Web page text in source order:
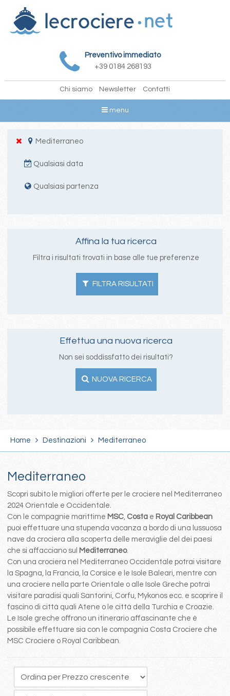
Preventivo immediato
+39 0184 268193
Chi siamo Newsletter Contatti
menu
Mediterraneo
Qualsiasi data
Qualsiasi partenza
Affina la tua ricerca
Filtra i risultati trovati in base alle tue preferenze
FILTRA RISULTATI
Effettua una nuova ricerca
Non sei soddissfatto dei risultati?
NUOVA RICERCA
Home Destinazioni Mediterraneo
Mediterraneo
Scopri subito le migliori offerte per le crociere nel Mediterraneo
2024 Orientale e Occidentale.
Con le compagnie marittime MSC, Costa e Royal Caribbean
puoi effettuare una stupenda vacanza a bordo di una lussuosa
nave da crociera alla scoperta delle meraviglie del dei paesi
che si affacciano sul Mediterraneo.
Con una crociera nel Mediterraneo Occidentale potrai visitare
la Spagna, la Francia, la Corsice e le Isole Baleari, mentre con
una crociere nella parte Orientale o alle Isole Greche potrai
visitare paradisi quali Santorini, Corfu, Mykonos ecc. e scoprire il
fascino di città quali Atene o le città della Turchia e Croazie.
Le Isole greche offrono un itinerario affascinante che è
possibile effettuare sia con le compagnia Costa Crociere che
MSC Crociere o Royal Caribbean.